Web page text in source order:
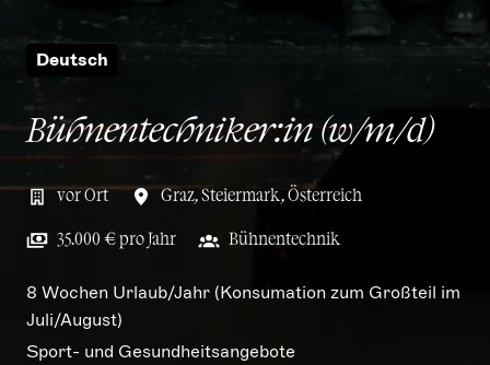
Deutsch
Bühnentechniker:in (w/m/d)
vor Ort Graz, Steiermark, Österreich
35.000 € pro Jahr Bühnentechnik
8 Wochen Urlaub/Jahr (Konsumation zum Großteil im
Juli/August)
Sport- und Gesundheitsangebote